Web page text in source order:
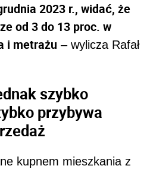
2023 r., widać, że
od 3 do 13 proc. w
i metrażu – wylicza Rafał
szybko
przybywa
kupnem mieszkania z